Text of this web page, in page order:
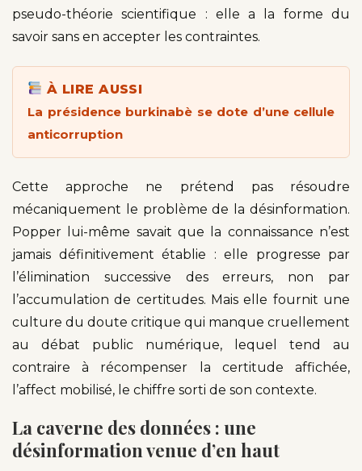
pseudo-théorie scientifique : elle a la forme du
savoir sans en accepter les contraintes.
À LIRE AUSSI
La présidence burkinabè se dote d’une cellule
anticorruption
Cette approche ne prétend pas résoudre
mécaniquement le problème de la désinformation.
Popper lui-même savait que la connaissance n’est
jamais définitivement établie : elle progresse par
l’élimination successive des erreurs, non par
l’accumulation de certitudes. Mais elle fournit une
culture du doute critique qui manque cruellement
au débat public numérique, lequel tend au
contraire à récompenser la certitude affichée,
l’affect mobilisé, le chiffre sorti de son contexte.
La caverne des données : une
désinformation venue d’en haut